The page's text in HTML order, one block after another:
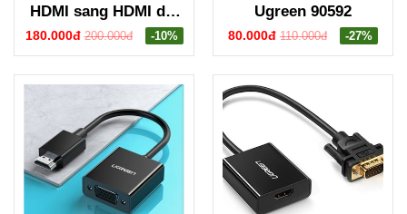
HDMI sang HDMI dài
1m hỗ trợ 4K Ugreen
10550
180.000đ 200.000đ -10%
Ugreen 90592
80.000đ 110.000đ -27%